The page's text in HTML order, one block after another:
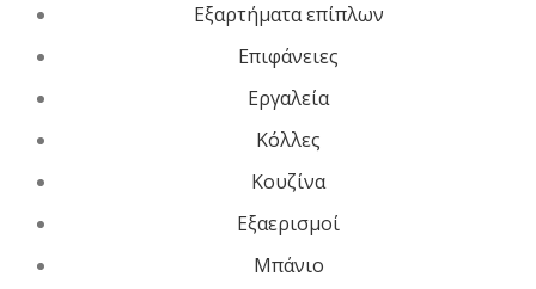
Εξαρτήματα επίπλων
Επιφάνειες
Εργαλεία
Κόλλες
Κουζίνα
Εξαερισμοί
Μπάνιο